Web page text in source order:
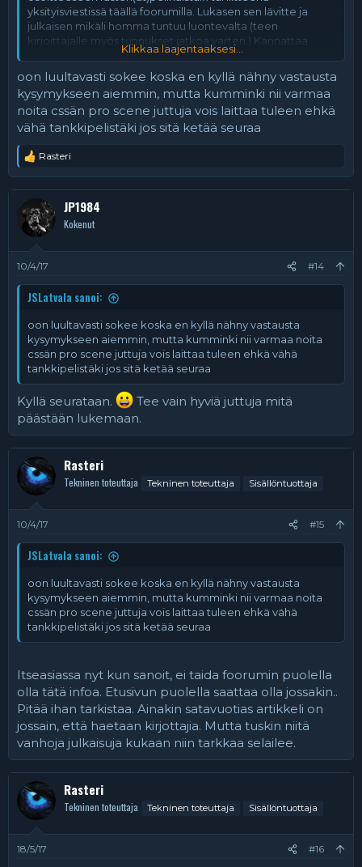
yksityisviestissä täällä foorumilla. Lukasen sen lävitte ja
julkaisen mikäli homma tuntuu luontevalta (teen
kirjoittajalle myös tunnukset jatkoa varten.) Kannattaa
myös varautua siihen, että ehdottelen korjauksia mikäli
niitä mielestäni tarvitaan.
Klikkaa laajentaaksesi...
oon luultavasti sokee koska en kyllä nähny vastausta
kysymykseen aiemmin, mutta kumminki nii varmaa
noita cssän pro scene juttuja vois laittaa tuleen ehkä
vähä tankkipelistäki jos sitä ketää seuraa
R
a
k
t
i
o
t
:
Rasteri
JP1984
Kokenut
10/4/17 #14
JSLatvala sanoi:
oon luultavasti sokee koska en kyllä nähny vastausta
kysymykseen aiemmin, mutta kumminki nii varmaa noita
cssän pro scene juttuja vois laittaa tuleen ehkä vähä
tankkipelistäki jos sitä ketää seuraa
Kyllä seurataan.
Tee vain hyviä juttuja mitä
päästään lukemaan.
Rasteri
Tekninen toteuttaja Tekninen toteuttaja Sisällöntuottaja
10/4/17 #15
JSLatvala sanoi:
oon luultavasti sokee koska en kyllä nähny vastausta
kysymykseen aiemmin, mutta kumminki nii varmaa noita
cssän pro scene juttuja vois laittaa tuleen ehkä vähä
tankkipelistäki jos sitä ketää seuraa
Itseasiassa nyt kun sanoit, ei taida foorumin puolella
olla tätä infoa. Etusivun puolella saattaa olla jossakin..
Pitää ihan tarkistaa. Ainakin satavuotias artikkeli on
jossain, että haetaan kirjottajia. Mutta tuskin niitä
vanhoja julkaisuja kukaan niin tarkkaa selailee.
Rasteri
Tekninen toteuttaja Tekninen toteuttaja Sisällöntuottaja
18/5/17 #16